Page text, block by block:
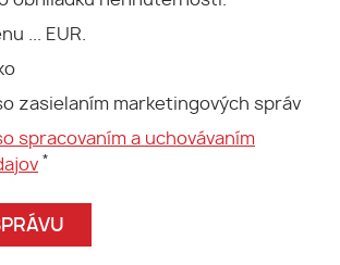
... EUR.
zasielaním marketingových správ
spracovaním a uchovávaním
*